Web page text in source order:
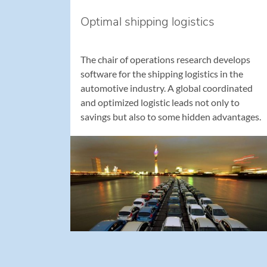
Optimal shipping logistics
The chair of operations research develops
software for the shipping logistics in the
automotive industry. A global coordinated
and optimized logistic leads not only to
savings but also to some hidden advantages.